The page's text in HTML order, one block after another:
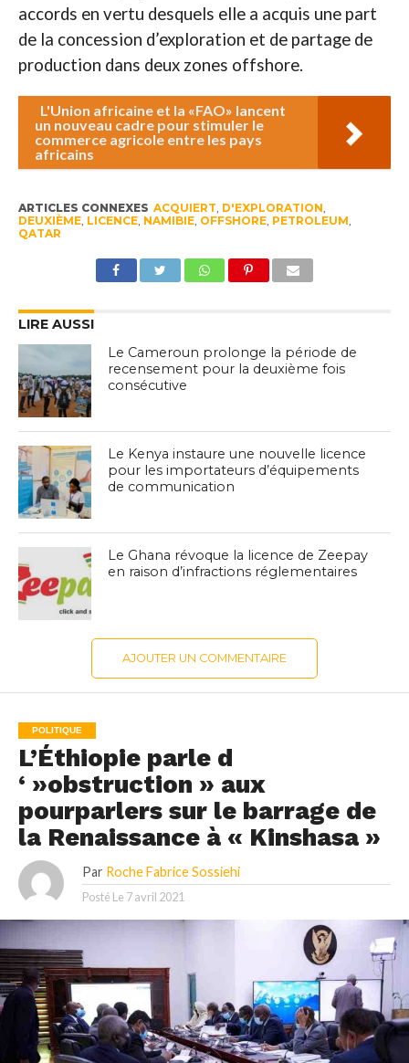
accords en vertu desquels elle a acquis une part
de la concession d’exploration et de partage de
production dans deux zones offshore.
L'Union africaine et la «FAO» lancent
un nouveau cadre pour stimuler le
commerce agricole entre les pays
africains
ARTICLES CONNEXES ACQUIERT, D'EXPLORATION,
DEUXIÈME, LICENCE, NAMIBIE, OFFSHORE, PETROLEUM,
QATAR
LIRE AUSSI
Le Cameroun prolonge la période de
recensement pour la deuxième fois
consécutive
Le Kenya instaure une nouvelle licence
pour les importateurs d’équipements
de communication
Le Ghana révoque la licence de Zeepay
en raison d’infractions réglementaires
AJOUTER UN COMMENTAIRE
POLITIQUE
L’Éthiopie parle d
‘ »obstruction » aux
pourparlers sur le barrage de
la Renaissance à « Kinshasa »
Par Roche Fabrice Sossiehi
Posté Le 7 avril 2021